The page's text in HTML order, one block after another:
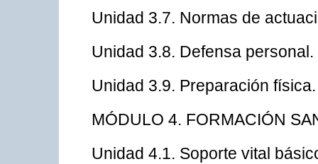
Unidad 3.7. Normas de
Unidad 3.8. Defensa personal.
Unidad 3.9. Preparación física.
MÓDULO 4. FORMACIÓN
Unidad 4.1. Soporte vital